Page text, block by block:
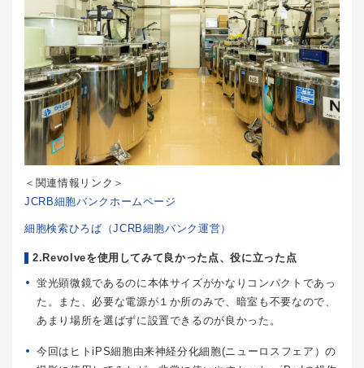
＜関連情報リンク＞
JCRB細胞バンクホームページ
細胞検索ひろば（JCRB細胞バンク運営）
2.Revolveを使用してみて良かった点、役に立った点
蛍光顕微鏡であるのに本体サイズがかなりコンパクトであっ
た。また、必要な電源が１か所のみで、暗室も不要なので、
あまり場所を選ばずに設置できるのが良かった。
今回はヒトiPS細胞由来神経分化細胞(ニューロスフェア）の